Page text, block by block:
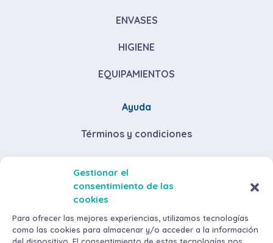
Gestionar el
consentimiento de las
cookies
Para ofrecer las mejores experiencias, utilizamos tecnologías
como las cookies para almacenar y/o acceder a la información
ENVASES
HIGIENE
EQUIPAMIENTOS
Ayuda
Términos y condiciones
Descuentos por volumen de compra
Envíos y devoluciones
Métodos de pago